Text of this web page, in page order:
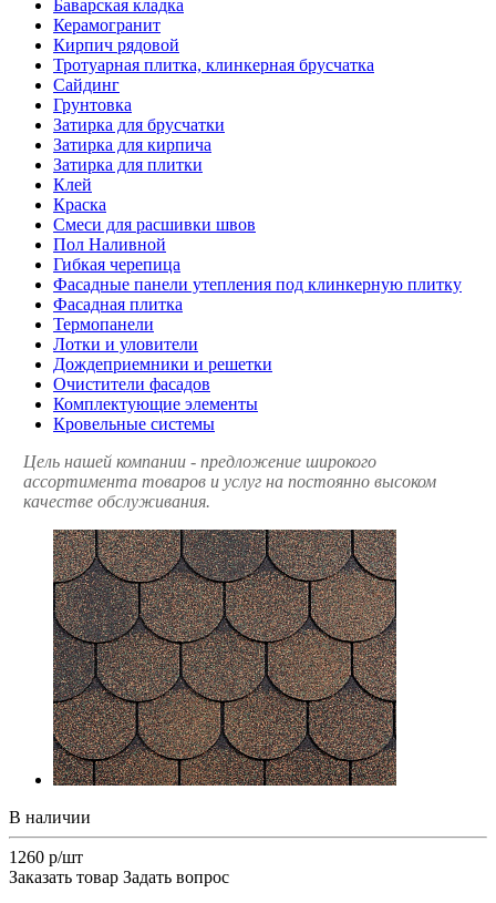
Баварская кладка
Керамогранит
Кирпич рядовой
Тротуарная плитка, клинкерная брусчатка
Сайдинг
Грунтовка
Затирка для брусчатки
Затирка для кирпича
Затирка для плитки
Клей
Краска
Смеси для расшивки швов
Пол Наливной
Гибкая черепица
Фасадные панели утепления под клинкерную плитку
Фасадная плитка
Термопанели
Лотки и уловители
Дождеприемники и решетки
Очистители фасадов
Комплектующие элементы
Кровельные системы
Цель нашей компании - предложение широкого
ассортимента товаров и услуг на постоянно высоком
качестве обслуживания.
В наличии
1260 р/шт
Заказать товар Задать вопрос